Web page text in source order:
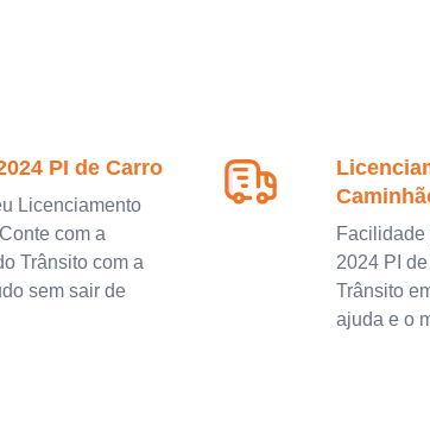
PI de Carro
Licenciamento
com a
Trânsito com a
sem sair de
2024 PI
Trânsito
ajuda e o